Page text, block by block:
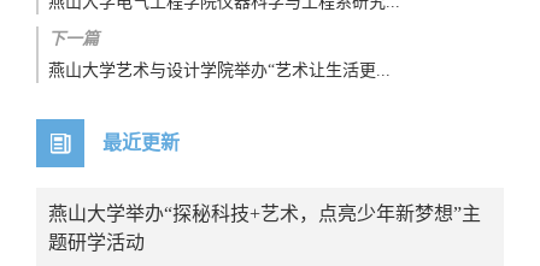
下一篇
燕山大学艺术与设计学院举办“艺术让生活更...
最近更新
燕山大学举办“探秘科技+艺术，点亮少年新梦想”主
题研学活动